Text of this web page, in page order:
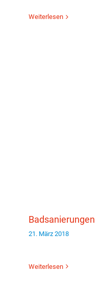
Weiterlesen
Badsanierungen
21. März 2018
Weiterlesen